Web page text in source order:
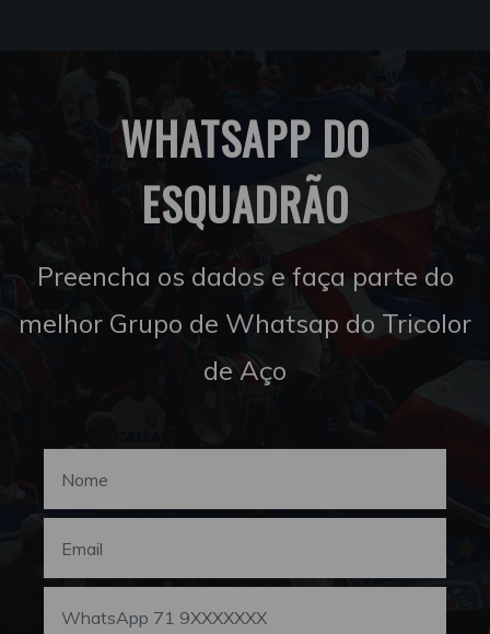
WHATSAPP DO
ESQUADRÃO
Preencha os dados e faça parte do
melhor Grupo de Whatsap do Tricolor
de Aço